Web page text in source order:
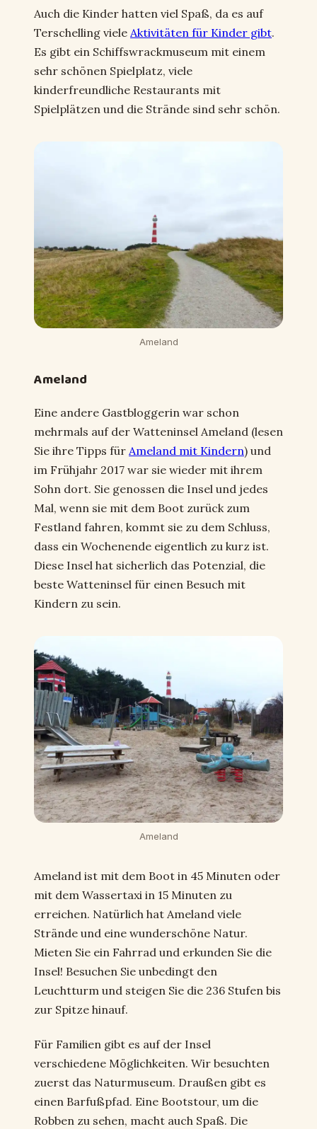
Auch die Kinder hatten viel Spaß, da es auf
Terschelling viele Aktivitäten für Kinder gibt.
Es gibt ein Schiffswrackmuseum mit einem
sehr schönen Spielplatz, viele
kinderfreundliche Restaurants mit
Spielplätzen und die Strände sind sehr schön.
Ameland
Ameland
Eine andere Gastbloggerin war schon
mehrmals auf der Watteninsel Ameland (lesen
Sie ihre Tipps für Ameland mit Kindern) und
im Frühjahr 2017 war sie wieder mit ihrem
Sohn dort. Sie genossen die Insel und jedes
Mal, wenn sie mit dem Boot zurück zum
Festland fahren, kommt sie zu dem Schluss,
dass ein Wochenende eigentlich zu kurz ist.
Diese Insel hat sicherlich das Potenzial, die
beste Watteninsel für einen Besuch mit
Kindern zu sein.
Ameland
Ameland ist mit dem Boot in 45 Minuten oder
mit dem Wassertaxi in 15 Minuten zu
erreichen. Natürlich hat Ameland viele
Strände und eine wunderschöne Natur.
Mieten Sie ein Fahrrad und erkunden Sie die
Insel! Besuchen Sie unbedingt den
Leuchtturm und steigen Sie die 236 Stufen bis
zur Spitze hinauf.
Für Familien gibt es auf der Insel
verschiedene Möglichkeiten. Wir besuchten
zuerst das Naturmuseum. Draußen gibt es
einen Barfußpfad. Eine Bootstour, um die
Robben zu sehen, macht auch Spaß. Die